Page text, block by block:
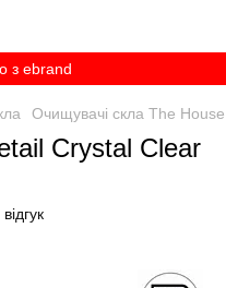
з ebrand
Очищувачі скла The
Crystal Clear